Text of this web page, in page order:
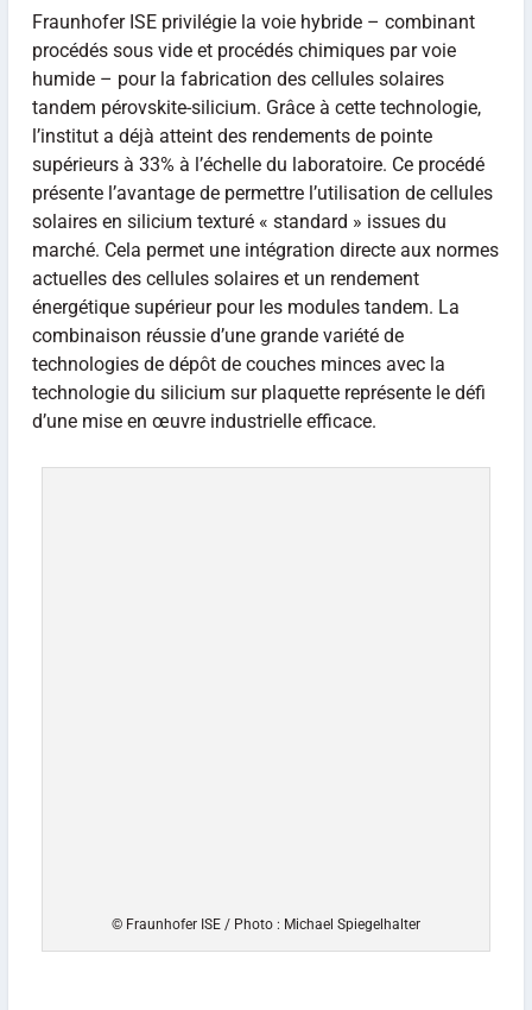
Fraunhofer ISE privilégie la voie hybride – combinant
procédés sous vide et procédés chimiques par voie
humide – pour la fabrication des cellules solaires
tandem pérovskite-silicium. Grâce à cette technologie,
l’institut a déjà atteint des rendements de pointe
supérieurs à 33% à l’échelle du laboratoire. Ce procédé
présente l’avantage de permettre l’utilisation de cellules
solaires en silicium texturé « standard » issues du
marché. Cela permet une intégration directe aux normes
actuelles des cellules solaires et un rendement
énergétique supérieur pour les modules tandem. La
combinaison réussie d’une grande variété de
technologies de dépôt de couches minces avec la
technologie du silicium sur plaquette représente le défi
d’une mise en œuvre industrielle efficace.
© Fraunhofer ISE / Photo : Michael Spiegelhalter